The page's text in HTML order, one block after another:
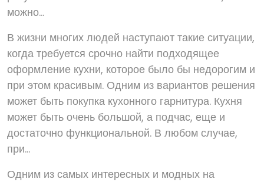
можно...
В жизни многих людей наступают такие ситуации,
когда требуется срочно найти подходящее
оформление кухни, которое было бы недорогим и
при этом красивым. Одним из вариантов решения
может быть покупка кухонного гарнитура. Кухня
может быть очень большой, а подчас, еще и
достаточно функциональной. В любом случае,
при...
Одним из самых интересных и модных на